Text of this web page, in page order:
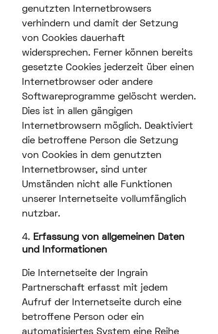
genutzten Internetbrowsers
verhindern und damit der Setzung
von Cookies dauerhaft
widersprechen. Ferner können bereits
gesetzte Cookies jederzeit über einen
Internetbrowser oder andere
Softwareprogramme gelöscht werden.
Dies ist in allen gängigen
Internetbrowsern möglich. Deaktiviert
die betroffene Person die Setzung
von Cookies in dem genutzten
Internetbrowser, sind unter
Umständen nicht alle Funktionen
unserer Internetseite vollumfänglich
nutzbar.
Erfassung von allgemeinen Daten
und Informationen
Die Internetseite der Ingrain
Partnerschaft erfasst mit jedem
Aufruf der Internetseite durch eine
betroffene Person oder ein
automatisiertes System eine Reihe